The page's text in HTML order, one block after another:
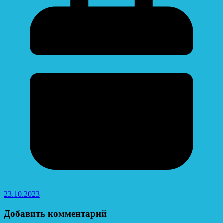
23.10.2023
Добавить комментарий